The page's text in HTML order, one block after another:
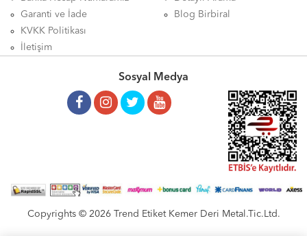
Garanti ve İade
KVKK Politikası
İletişim
Blog Birbiral
Sosyal Medya
Copyrights © 2026 Trend Etiket Kemer Deri Metal.Tic.Ltd.